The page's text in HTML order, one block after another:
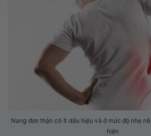
Nang đơn thận có ít dấu hiệu và ở mức độ nhẹ
hiện